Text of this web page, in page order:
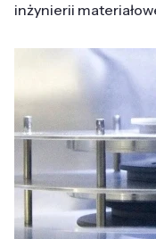
inżynierii